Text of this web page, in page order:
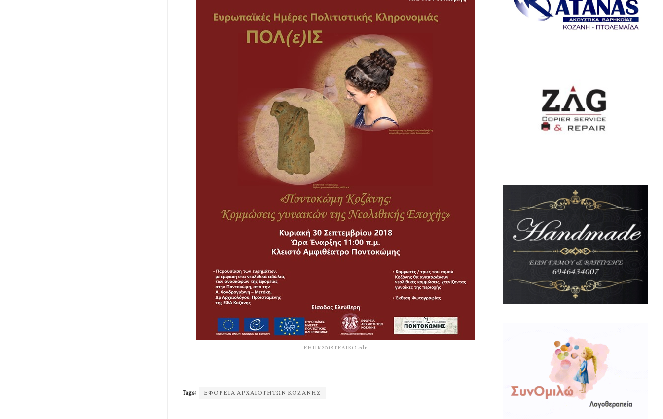
ΕΗΠΚ2018ΤΕΛΙΚΟ.cdr
Tags: ΕΦΟΡΕΙΑ ΑΡΧΑΙΟΤΗΤΩΝ ΚΟΖΑΝΗΣ